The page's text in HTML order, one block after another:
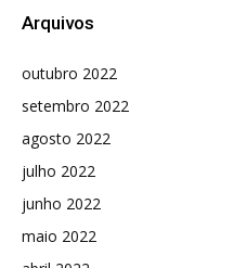
Arquivos
outubro 2022
setembro 2022
agosto 2022
julho 2022
junho 2022
maio 2022